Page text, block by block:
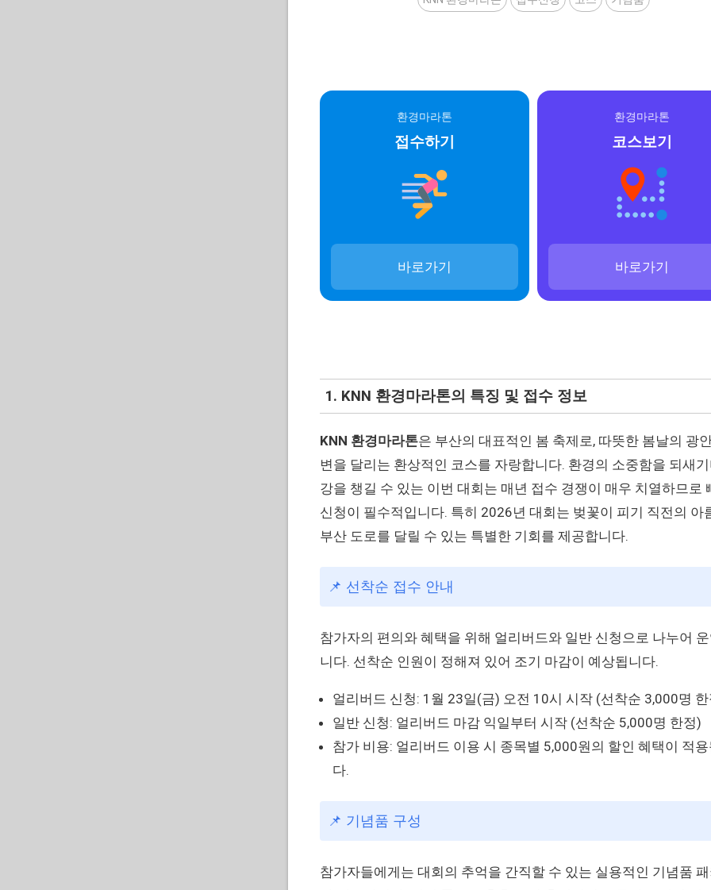
환경마라톤
접수하기
바로가기
환경마라톤
코스보기
바로가기
1. KNN 환경마라톤의 특징 및 접수 정보
KNN 환경마라톤은 부산의 대표적인 봄 축제로, 따뜻한 봄날의 광
변을 달리는 환상적인 코스를 자랑합니다. 환경의 소중함을 되새기
강을 챙길 수 있는 이번 대회는 매년 접수 경쟁이 매우 치열하므로
신청이 필수적입니다. 특히 2026년 대회는 벚꽃이 피기 직전의 아
부산 도로를 달릴 수 있는 특별한 기회를 제공합니다.
📌 선착순 접수 안내
참가자의 편의와 혜택을 위해 얼리버드와 일반 신청으로 나누어
니다. 선착순 인원이 정해져 있어 조기 마감이 예상됩니다.
얼리버드 신청: 1월 23일(금) 오전 10시 시작 (선착순 3,000명
일반 신청: 얼리버드 마감 익일부터 시작 (선착순 5,000명 한정)
참가 비용: 얼리버드 이용 시 종목별 5,000원의 할인 혜택이 적용
다.
📌 기념품 구성
참가자들에게는 대회의 추억을 간직할 수 있는 실용적인 기념품